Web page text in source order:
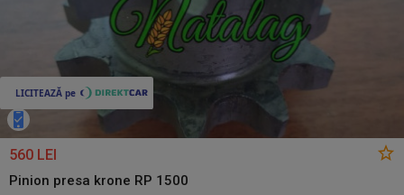
560 LEI
Pinion presa krone RP 1500